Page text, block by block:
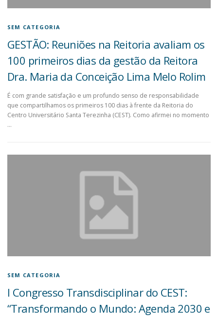
SEM CATEGORIA
GESTÃO: Reuniões na Reitoria avaliam os
100 primeiros dias da gestão da Reitora
Dra. Maria da Conceição Lima Melo Rolim
É com grande satisfação e um profundo senso de responsabilidade
que compartilhamos os primeiros 100 dias à frente da Reitoria do
Centro Universitário Santa Terezinha (CEST). Como afirmei no momento
…
SEM CATEGORIA
I Congresso Transdisciplinar do CEST:
“Transformando o Mundo: Agenda 2030 e